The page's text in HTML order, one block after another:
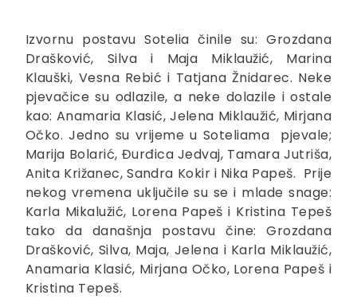
Izvornu postavu Sotelia činile su: Grozdana
Drašković, Silva i Maja Miklaužić, Marina
Klauški, Vesna Rebić i Tatjana Žnidarec. Neke
pjevačice su odlazile, a neke dolazile i ostale
kao: Anamaria Klasić, Jelena Miklaužić, Mirjana
Očko. Jedno su vrijeme u Soteliama pjevale;
Marija Bolarić, Đurđica Jedvaj, Tamara Jutriša,
Anita Križanec, Sandra Kokir i Nika Papeš. Prije
nekog vremena uključile su se i mlade snage:
Karla Mikalužić, Lorena Papeš i Kristina Tepeš
tako da današnja postavu čine: Grozdana
Drašković, Silva, Maja, Jelena i Karla Miklaužić,
Anamaria Klasić, Mirjana Očko, Lorena Papeš i
Kristina Tepeš.